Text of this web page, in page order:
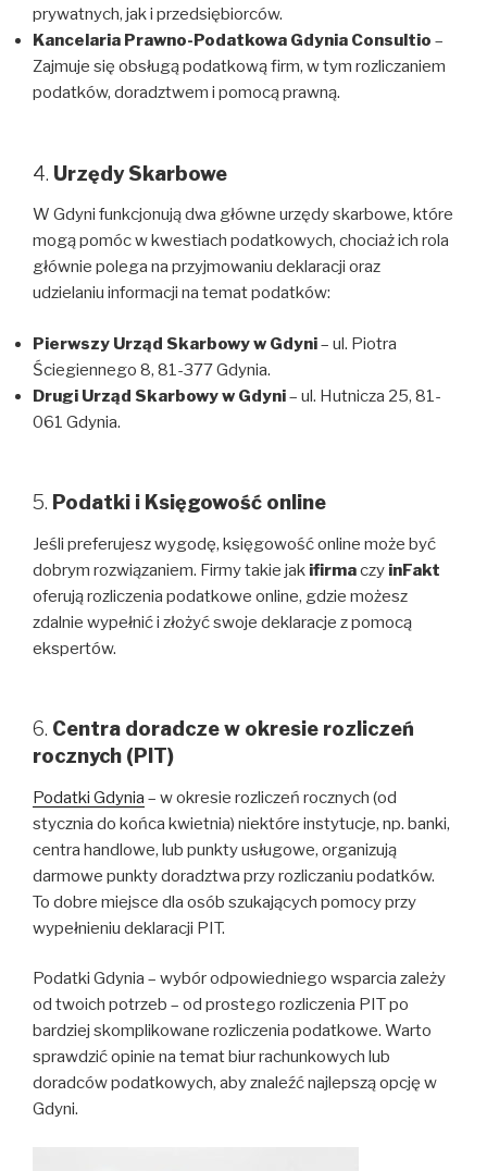
prywatnych, jak i przedsiębiorców.
Kancelaria Prawno-Podatkowa Gdynia Consultio –
Zajmuje się obsługą podatkową firm, w tym rozliczaniem
podatków, doradztwem i pomocą prawną.
4. Urzędy Skarbowe
W Gdyni funkcjonują dwa główne urzędy skarbowe, które
mogą pomóc w kwestiach podatkowych, chociaż ich rola
głównie polega na przyjmowaniu deklaracji oraz
udzielaniu informacji na temat podatków:
Pierwszy Urząd Skarbowy w Gdyni– ul. Piotra
Ściegiennego 8, 81-377 Gdynia.
Drugi Urząd Skarbowy w Gdyni– ul. Hutnicza 25, 81-
061 Gdynia.
5. Podatki i Księgowość online
Jeśli preferujesz wygodę, księgowość online może być
dobrym rozwiązaniem. Firmy takie jak ifirmaczy inFakt
oferują rozliczenia podatkowe online, gdzie możesz
zdalnie wypełnić i złożyć swoje deklaracje z pomocą
ekspertów.
6. Centra doradcze w okresie rozliczeń
rocznych (PIT)
Podatki Gdynia – w okresie rozliczeń rocznych (od
stycznia do końca kwietnia) niektóre instytucje, np. banki,
centra handlowe, lub punkty usługowe, organizują
darmowe punkty doradztwa przy rozliczaniu podatków.
To dobre miejsce dla osób szukających pomocy przy
wypełnieniu deklaracji PIT.
Podatki Gdynia – wybór odpowiedniego wsparcia zależy
od twoich potrzeb – od prostego rozliczenia PIT po
bardziej skomplikowane rozliczenia podatkowe. Warto
sprawdzić opinie na temat biur rachunkowych lub
doradców podatkowych, aby znaleźć najlepszą opcję w
Gdyni.